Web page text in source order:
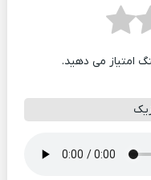
امتیاز می دهید.